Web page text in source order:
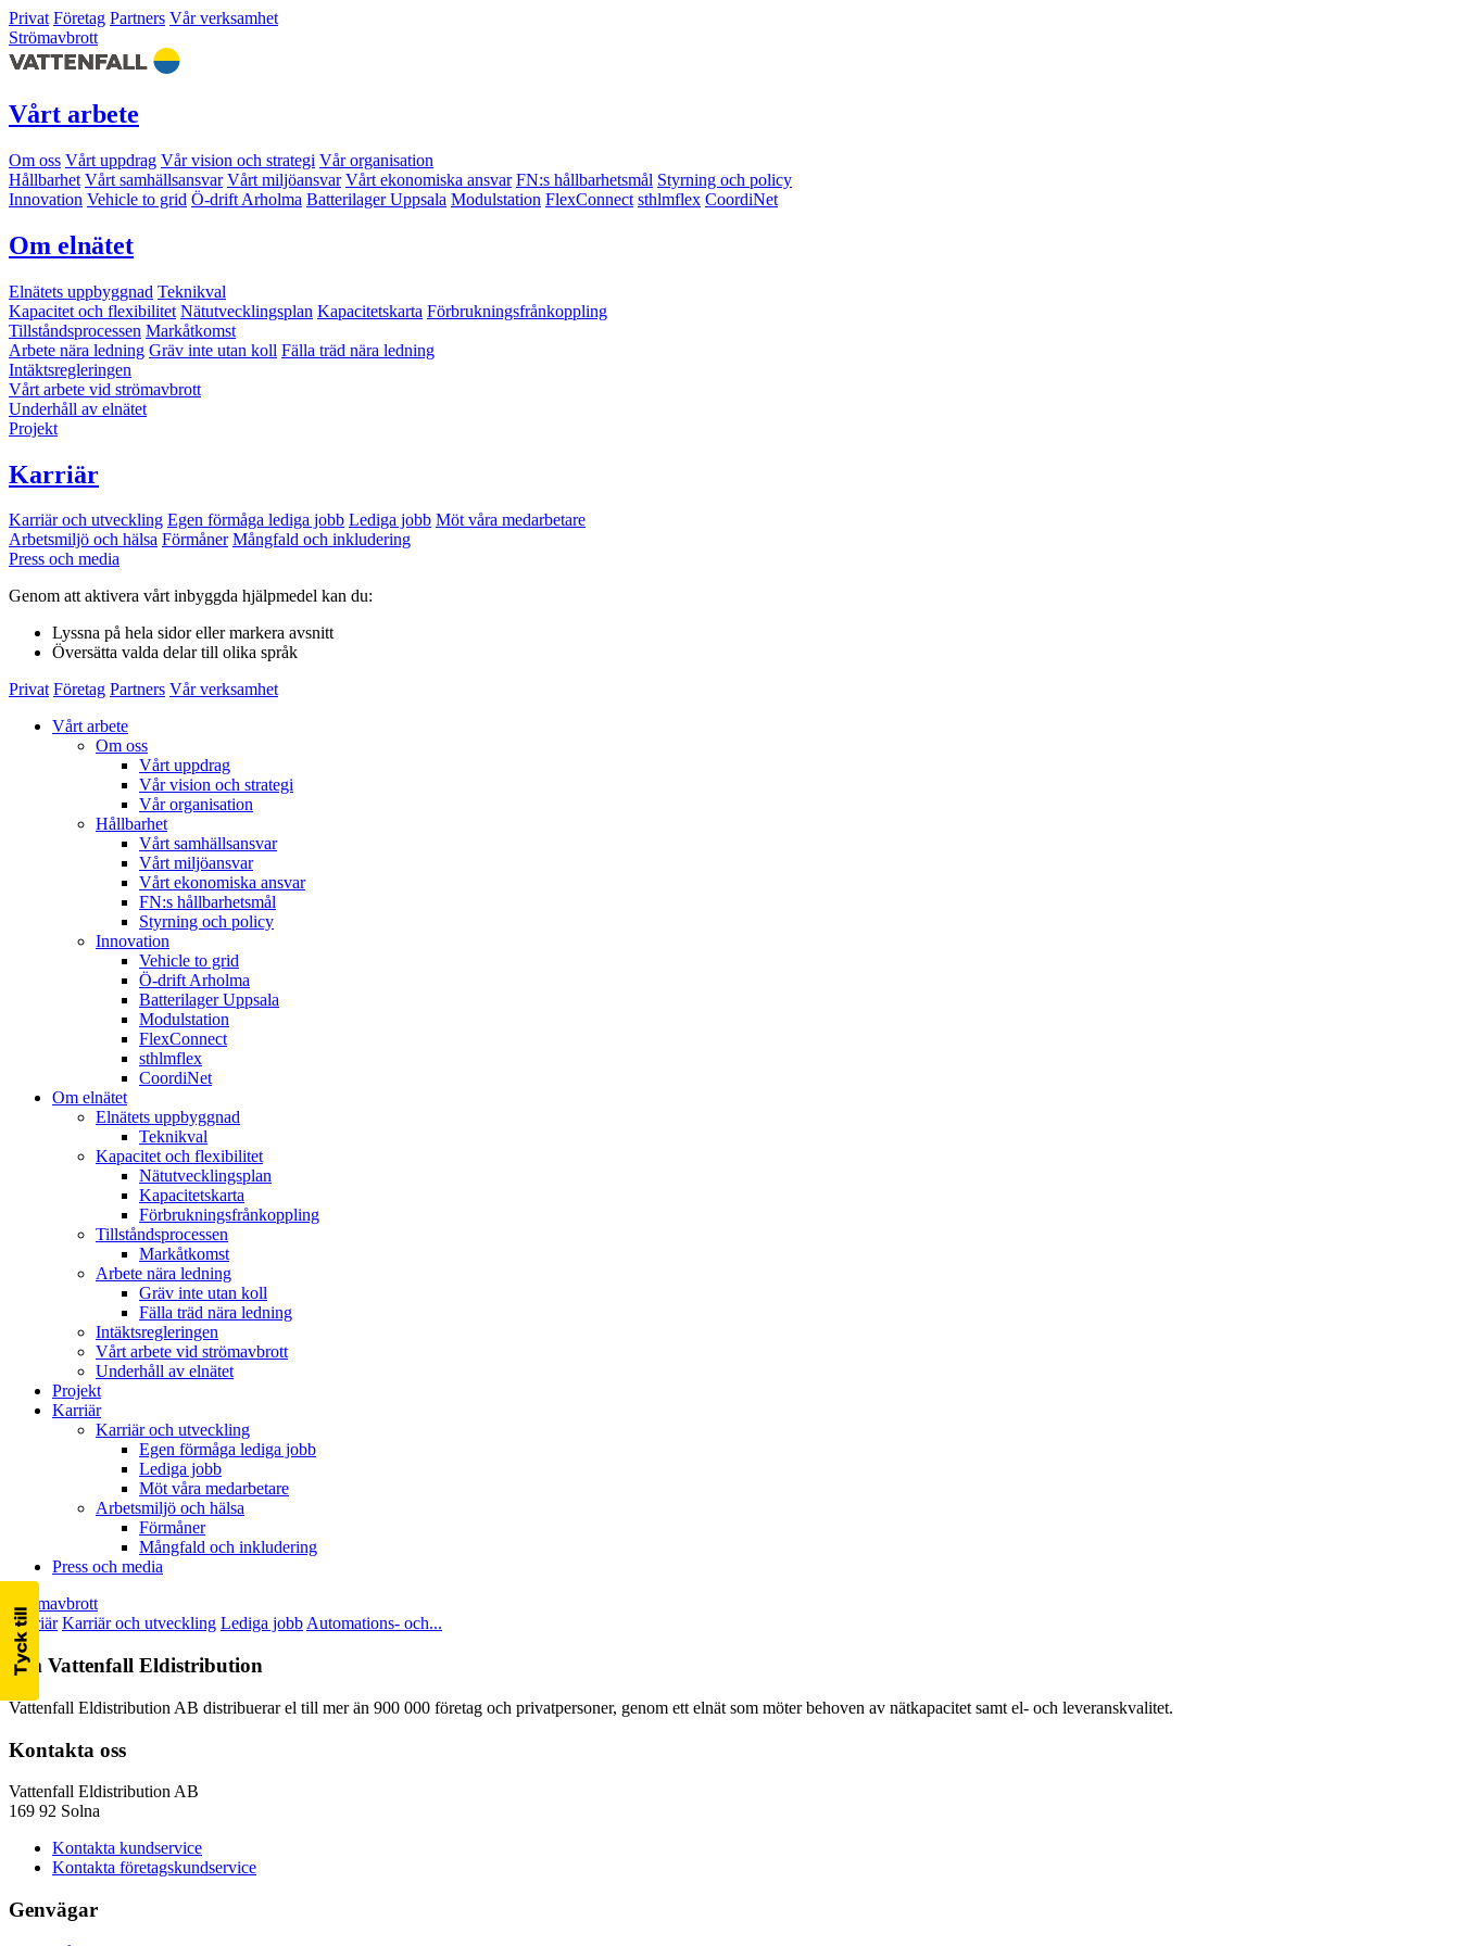
Privat Företag Partners Vår verksamhet
Strömavbrott
Vårt arbete
Om oss Vårt uppdrag Vår vision och strategi Vår organisation
Hållbarhet Vårt samhällsansvar Vårt miljöansvar Vårt ekonomiska ansvar FN:s hållbarhetsmål Styrning och policy
Innovation Vehicle to grid Ö-drift Arholma Batterilager Uppsala Modulstation FlexConnect sthlmflex CoordiNet
Om elnätet
Elnätets uppbyggnad Teknikval
Kapacitet och flexibilitet Nätutvecklingsplan Kapacitetskarta Förbrukningsfrånkoppling
Tillståndsprocessen Markåtkomst
Arbete nära ledning Gräv inte utan koll Fälla träd nära ledning
Intäktsregleringen
Vårt arbete vid strömavbrott
Underhåll av elnätet
Projekt
Karriär
Karriär och utveckling Egen förmåga lediga jobb Lediga jobb Möt våra medarbetare
Arbetsmiljö och hälsa Förmåner Mångfald och inkludering
Press och media
Genom att aktivera vårt inbyggda hjälpmedel kan du:
Lyssna på hela sidor eller markera avsnitt
Översätta valda delar till olika språk
Privat Företag Partners Vår verksamhet
Vårt arbete
Om oss
Vårt uppdrag
Vår vision och strategi
Vår organisation
Hållbarhet
Vårt samhällsansvar
Vårt miljöansvar
Vårt ekonomiska ansvar
FN:s hållbarhetsmål
Styrning och policy
Innovation
Vehicle to grid
Ö-drift Arholma
Batterilager Uppsala
Modulstation
FlexConnect
sthlmflex
CoordiNet
Om elnätet
Elnätets uppbyggnad
Teknikval
Kapacitet och flexibilitet
Nätutvecklingsplan
Kapacitetskarta
Förbrukningsfrånkoppling
Tillståndsprocessen
Markåtkomst
Arbete nära ledning
Gräv inte utan koll
Fälla träd nära ledning
Intäktsregleringen
Vårt arbete vid strömavbrott
Underhåll av elnätet
Projekt
Karriär
Karriär och utveckling
Egen förmåga lediga jobb
Lediga jobb
Möt våra medarbetare
Arbetsmiljö och hälsa
Förmåner
Mångfald och inkludering
Press och media
Strömavbrott
Karriär Karriär och utveckling Lediga jobbAutomations- och...
Om Vattenfall Eldistribution
Vattenfall Eldistribution AB distribuerar el till mer än 900 000 företag och privatpersoner, genom ett elnät som möter behoven av nätkapacitet samt el- och leveranskvalitet.
Kontakta oss
Vattenfall Eldistribution AB
169 92 Solna
Kontakta kundservice
Kontakta företagskundservice
Genvägar